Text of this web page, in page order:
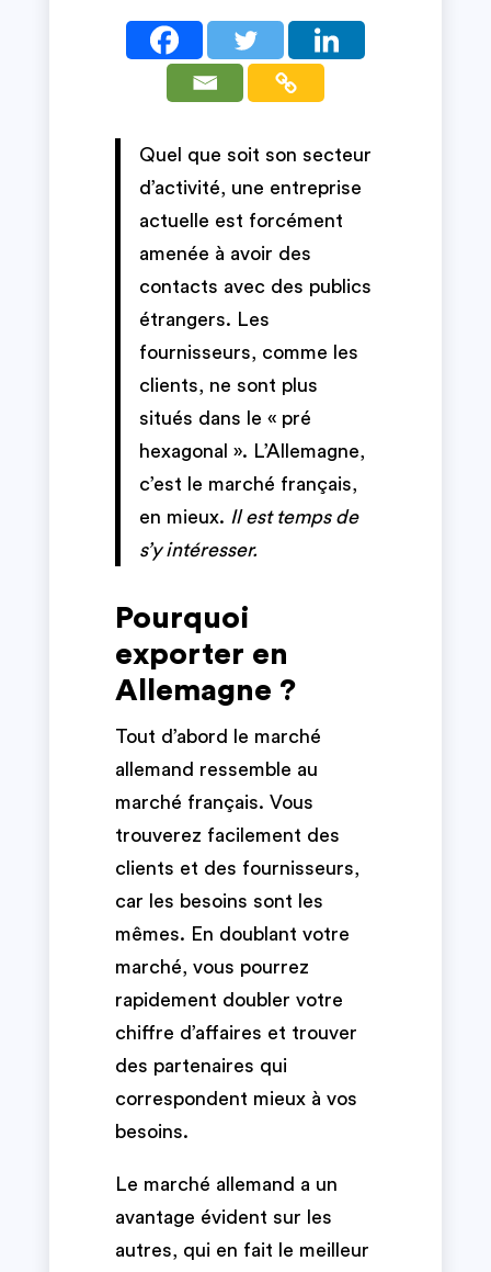
Quel que soit son secteur
d’activité, une entreprise
actuelle est forcément
amenée à avoir des
contacts avec des publics
étrangers. Les
fournisseurs, comme les
clients, ne sont plus
situés dans le « pré
hexagonal ». L’Allemagne,
c’est le marché français,
en mieux. Il est temps de
s’y intéresser.
Pourquoi
exporter en
Allemagne ?
Tout d’abord le marché
allemand ressemble au
marché français. Vous
trouverez facilement des
clients et des fournisseurs,
car les besoins sont les
mêmes. En doublant votre
marché, vous pourrez
rapidement doubler votre
chiffre d’affaires et trouver
des partenaires qui
correspondent mieux à vos
besoins.
Le marché allemand a un
avantage évident sur les
autres, qui en fait le meilleur